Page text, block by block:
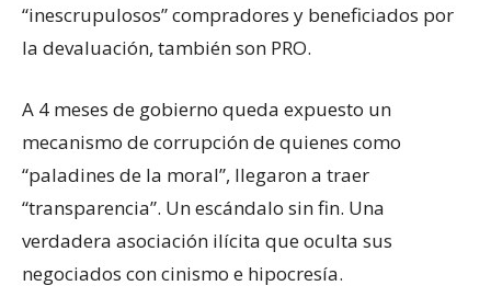
“inescrupulosos” compradores y beneficiados por
la devaluación, también son PRO.
A 4 meses de gobierno queda expuesto un
mecanismo de corrupción de quienes como
“paladines de la moral”, llegaron a traer
“transparencia”. Un escándalo sin fin. Una
verdadera asociación ilícita que oculta sus
negociados con cinismo e hipocresía.